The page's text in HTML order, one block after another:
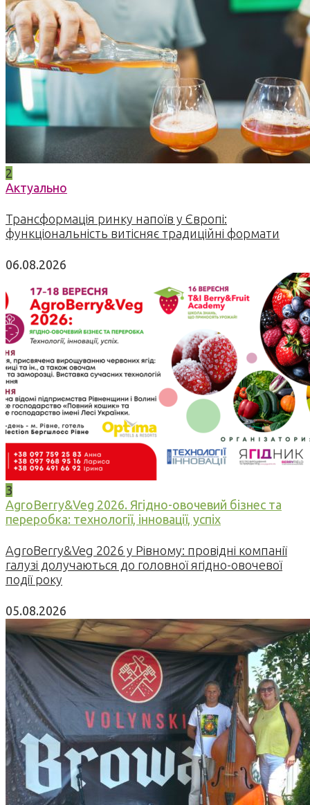
2
Актуально
Трансформація ринку напоїв у Європі:
функціональність витісняє традиційні формати
06.08.2026
3
AgroBerry&Veg 2026. Ягідно-овочевий бізнес та
переробка: технології, інновації, успіх
AgroBerry&Veg 2026 у Рівному: провідні компанії
галузі долучаються до головної ягідно-овочевої
події року
05.08.2026